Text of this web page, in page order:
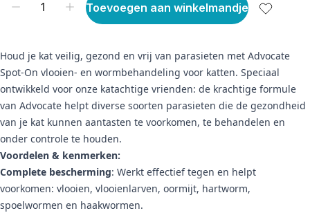
Toevoegen aan winkelmandje
Houd je kat veilig, gezond en vrij van parasieten met Advocate
Spot-On vlooien- en wormbehandeling voor katten. Speciaal
ontwikkeld voor onze katachtige vrienden: de krachtige formule
van Advocate helpt diverse soorten parasieten die de gezondheid
van je kat kunnen aantasten te voorkomen, te behandelen en
onder controle te houden.
Voordelen & kenmerken:
Complete bescherming: Werkt effectief tegen en helpt
voorkomen: vlooien, vlooienlarven, oormijt, hartworm,
spoelwormen en haakwormen.